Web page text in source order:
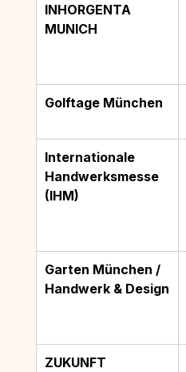
INHORGENTA
MUNICH
Golftage München
Internationale
Handwerksmesse
(IHM)
Garten München /
Handwerk & Design
ZUKUNFT